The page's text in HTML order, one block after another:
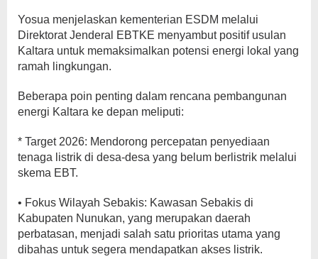
Yosua menjelaskan kementerian ESDM melalui
Direktorat Jenderal EBTKE menyambut positif usulan
Kaltara untuk memaksimalkan potensi energi lokal yang
ramah lingkungan.
Beberapa poin penting dalam rencana pembangunan
energi Kaltara ke depan meliputi:
* Target 2026: Mendorong percepatan penyediaan
tenaga listrik di desa-desa yang belum berlistrik melalui
skema EBT.
•⁠ ⁠Fokus Wilayah Sebakis: Kawasan Sebakis di
Kabupaten Nunukan, yang merupakan daerah
perbatasan, menjadi salah satu prioritas utama yang
dibahas untuk segera mendapatkan akses listrik.